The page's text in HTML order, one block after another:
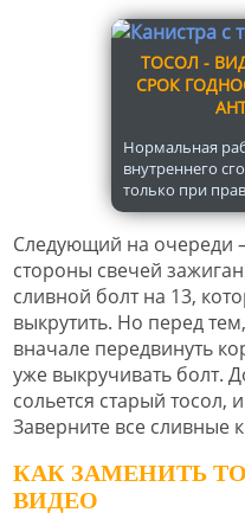
ТОСОЛ -
СРОК
Нормальная
внутреннего
только при
Следующий на очереди
стороны свечей
сливной болт на 13,
выкрутить. Но перед
вначале передвинуть
уже выкручивать болт.
сольется старый тосол,
Заверните все сливные
КАК ЗАМЕНИТЬ
ВИДЕО